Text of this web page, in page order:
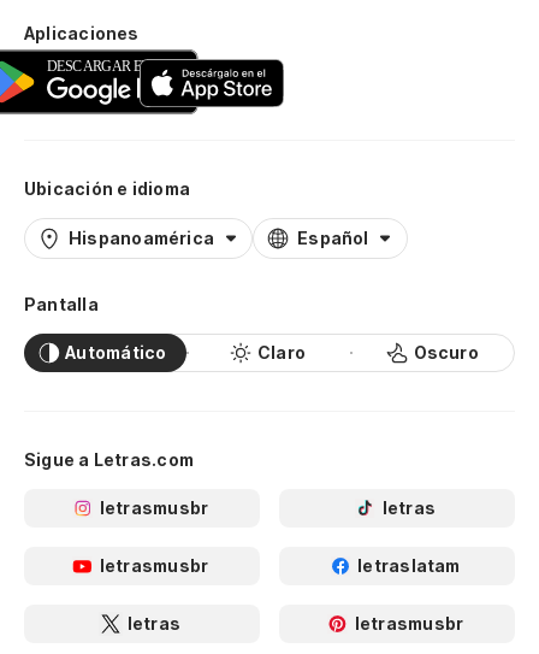
Aplicaciones
Ubicación e idioma
Hispanoamérica Español
Pantalla
Automático Claro Oscuro
Sigue a Letras.com
letrasmusbr letras
letrasmusbr letraslatam
letras letrasmusbr